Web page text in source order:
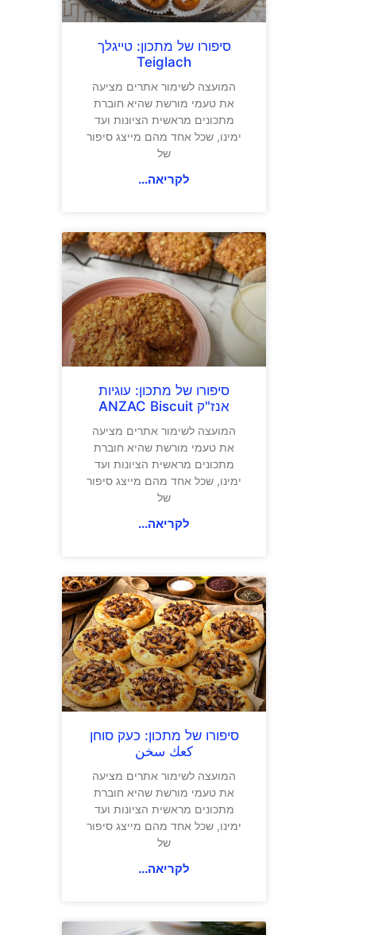
סיפורו של מתכון: טייגלך
Teiglach
המועצה לשימור אתרים מציעה
את טעמי מורשת שהיא חוברת
מתכונים מראשית הציונות ועד
ימינו, שכל אחד מהם מייצג סיפור
של
לקריאה...
סיפורו של מתכון: עוגיות
אנז"ק ANZAC Biscuit
המועצה לשימור אתרים מציעה
את טעמי מורשת שהיא חוברת
מתכונים מראשית הציונות ועד
ימינו, שכל אחד מהם מייצג סיפור
של
לקריאה...
סיפורו של מתכון: כעק סוחן
كعك سخن
המועצה לשימור אתרים מציעה
את טעמי מורשת שהיא חוברת
מתכונים מראשית הציונות ועד
ימינו, שכל אחד מהם מייצג סיפור
של
לקריאה...